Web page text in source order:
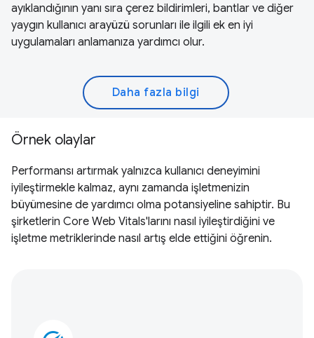
ayıklandığının yanı sıra çerez bildirimleri, bantlar ve diğer
yaygın kullanıcı arayüzü sorunları ile ilgili ek en iyi
uygulamaları anlamanıza yardımcı olur.
Daha fazla bilgi
Örnek olaylar
Performansı artırmak yalnızca kullanıcı deneyimini
iyileştirmekle kalmaz, aynı zamanda işletmenizin
büyümesine de yardımcı olma potansiyeline sahiptir. Bu
şirketlerin Core Web Vitals'larını nasıl iyileştirdiğini ve
işletme metriklerinde nasıl artış elde ettiğini öğrenin.